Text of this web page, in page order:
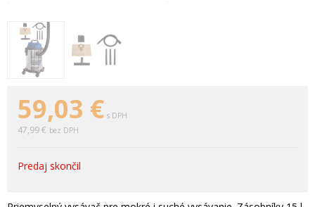
59,03 € s DPH
47,99 € bez DPH
Predaj skončil